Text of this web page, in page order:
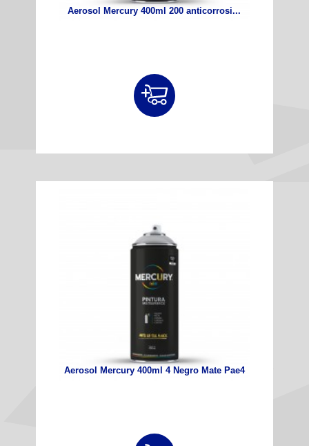
Aerosol Mercury 400ml 200 anticorrosi...
Aerosol Mercury 400ml 4 Negro Mate Pae4